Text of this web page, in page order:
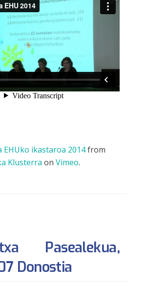
ikastaroa 2014from
Klusterra on Vimeo.
Pasealekua,
Donostia